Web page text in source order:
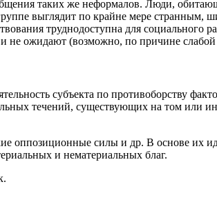
таких же неформалов. Люди,
выглядит по крайне мере странным,
труднодоступна для социального
и не ожидают (возможно, по причине
субъекта по противоборству
течений, существующих на том или
оппозиционные силы и др. В основе их
и нематериальных благ.